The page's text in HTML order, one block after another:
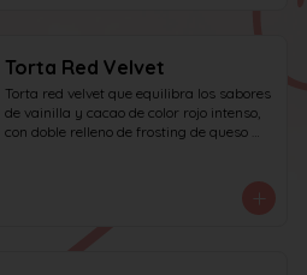
Torta Red Velvet
Torta red velvet que equilibra los sabores
de vainilla y cacao de color rojo intenso,
con doble relleno de frosting de queso